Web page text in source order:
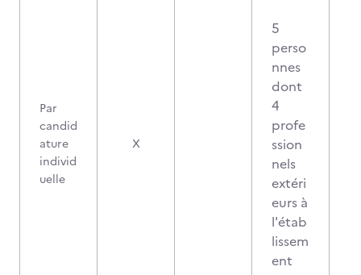
Par
candid
ature
individ
uelle
X
5
perso
nnes
dont
4
profe
ssion
nels
extéri
eurs à
l'étab
lissem
ent